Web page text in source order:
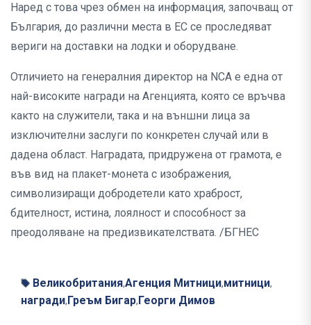
Наред с това чрез обмен на информация, започващ от
България, до различни места в ЕС се проследяват
вериги на доставки на лодки и оборудване.
Отличието на генералния директор на NCA е една от
най-високите награди на Агенцията, която се връчва
както на служители, така и на външни лица за
изключителни заслуги по конкретен случай или в
дадена област. Наградата, придружена от грамота, е
във вид на плакет-монета с изображения,
символизиращи добродетели като храброст,
бдителност, истина, лоялност и способност за
преодоляване на предизвикателствата. /БГНЕС
Великобритания,Агенция Митници,митници,
награди, Греъм Бигар, Георги Димов